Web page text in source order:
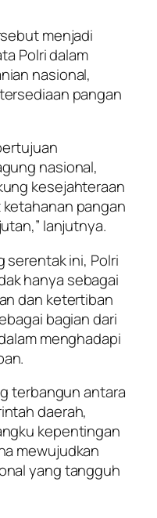
menjadi
Polri dalam
nasional,
pangan
nasional,
kesejahteraan
pangan
lanjutnya.
serentak ini, Polri
hanya sebagai
dan ketertiban
bagian dari
menghadapi
terbangun antara
daerah,
kepentingan
mewujudkan
yang tangguh